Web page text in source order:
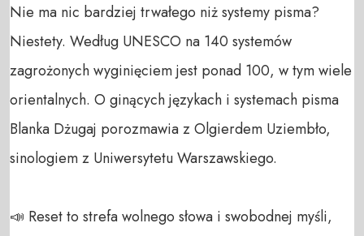
Nie ma nic bardziej trwałego niż systemy pisma?
Niestety. Według UNESCO na 140 systemów
zagrożonych wyginięciem jest ponad 100, w tym wiele
orientalnych. O ginących językach i systemach pisma
Blanka Dżugaj porozmawia z Olgierdem Uziembło,
sinologiem z Uniwersytetu Warszawskiego.
📣 Reset to strefa wolnego słowa i swobodnej myśli,